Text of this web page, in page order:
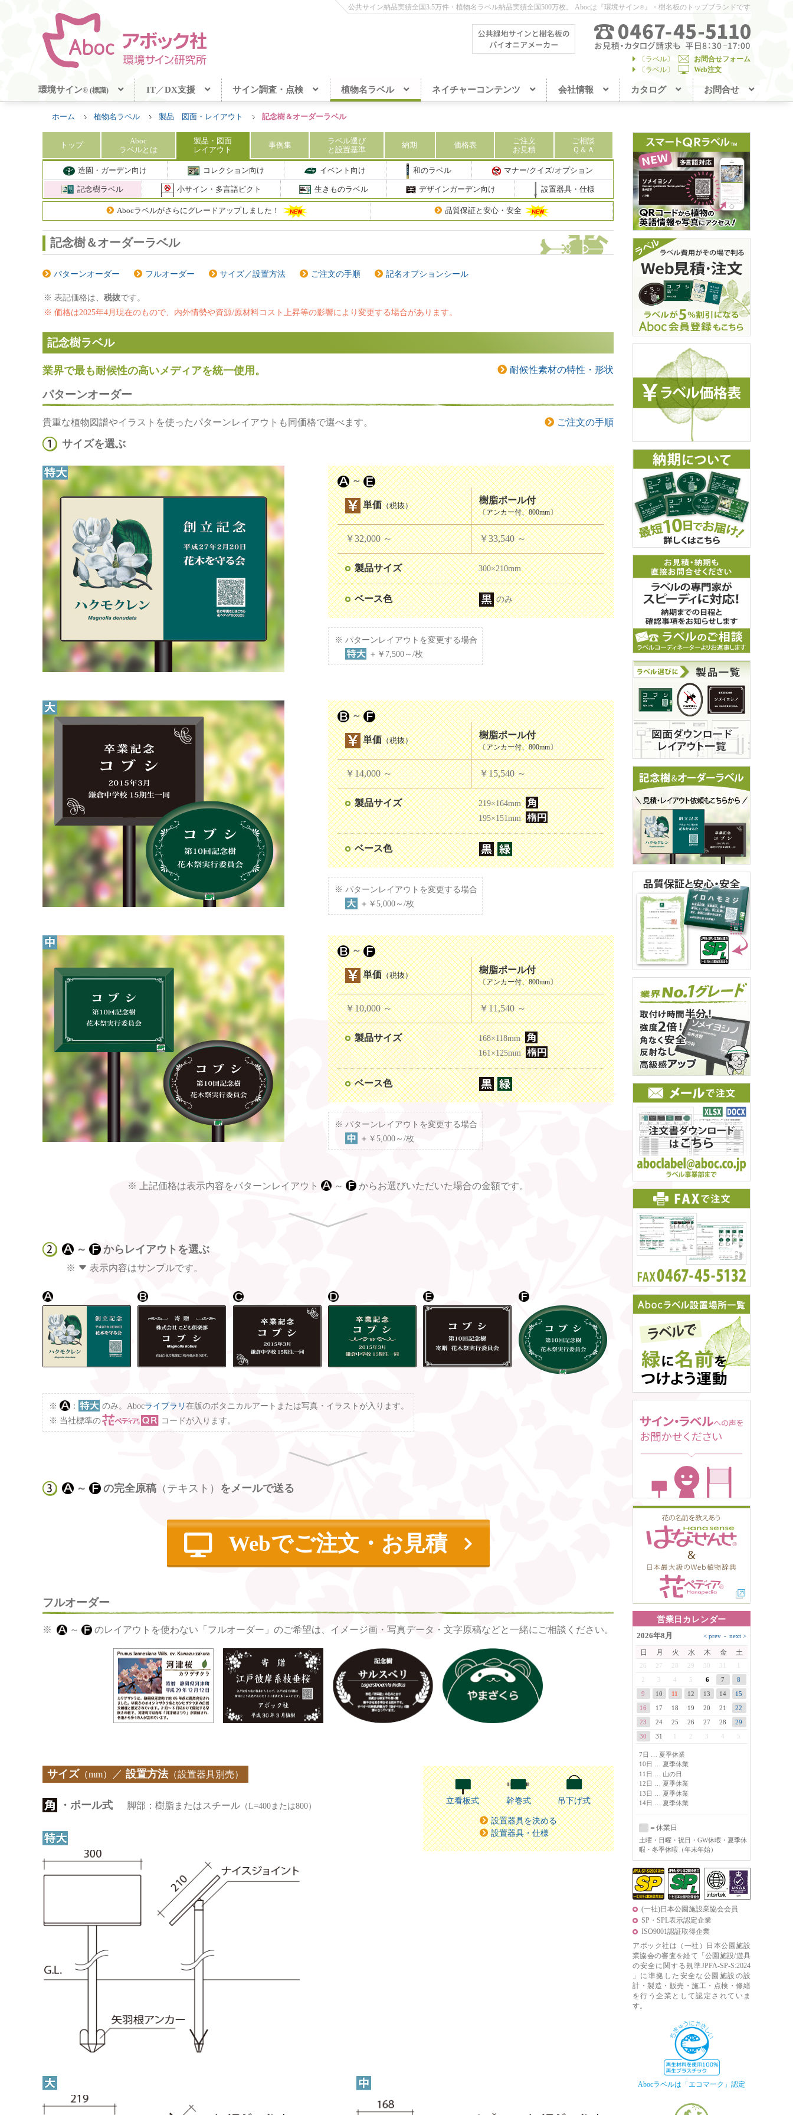
公共サイン納品実績全国3.5万件・植物名ラベル納品実績全国500万枚。 Abocは『環境サイン® 』・樹名板のトップブランドです
〔ラベル〕
お問合せフォーム
〔ラベル〕
Web注文
環境サイン® (標識) IT／DX支援 サイン調査・点検 植物名ラベル ネイチャーコンテンツ 会社情報 カタログ お問合せ
ホーム 植物名ラベル 製品 図面・レイアウト 記念樹＆オーダーラベル
トップ
Aboc
ラベルとは
製品 ・図面
レイアウト
事例集 ラベル選び
と設置基準
納期 価格表
ご注文
お見積
ご相談
Ｑ＆Ａ
造園・ガーデン向け コレクション向け イベント向け 和のラベル マナー/クイズ/オプション
記念樹ラベル 小サイン・多言語ピクト 生きものラベル デザインガーデン向け 設置器具・仕様
Abocラベルがさらにグレードアップしました！ 品質保証と安心・安全
記念樹＆オーダーラベル
パターンオーダー フルオーダー サイズ／設置方法 ご注文の手順 記名オプションシール
表記価格は、 税抜です。
価格は2025年4月現在のもので、内外情勢や資源/原材料コスト上昇等の影響により変更する場合があります。
記念樹ラベル
業界で最も耐候性の高いメディアを統一使用。 耐候性素材の特性・形状
パターンオーダー
貴重な植物図譜やイラストを使ったパターンレイアウトも同価格で選べます。 ご注文の手順
サイズを選ぶ
～
単価（税抜）
樹脂ポール付
〔アンカー付、800mm〕
￥32,000 ～ ￥33,540 ～
製品サイズ 300×210mm
ベース色 のみ
パターンレイアウトを変更する場合
＋￥7,500～/枚
～
単価（税抜）
樹脂ポール付
〔アンカー付、800mm〕
￥14,000 ～ ￥15,540 ～
製品サイズ
219×164mm
195×151mm
ベース色
パターンレイアウトを変更する場合
＋￥5,000～/枚
～
単価（税抜）
樹脂ポール付
〔アンカー付、800mm〕
￥10,000 ～ ￥11,540 ～
製品サイズ
168×118mm
161×125mm
ベース色
パターンレイアウトを変更する場合
＋￥5,000～/枚
上記価格は表示内容をパターンレイアウト ～ からお選びいただいた場合の金額です。
～ からレイアウトを選ぶ
表示内容はサンプルです。
： のみ。Abocライブラリ在版のボタニカルアートまたは写真・イラストが入ります。
当社標準の
コードが入ります。
～ の完全原稿 （テキスト） をメールで送る
Webでご注文・お見積
フルオーダー
～ のレイアウトを使わない「フルオーダー」のご希望は、イメージ画・写真データ・文字原稿などと一緒にご相談ください。
サイズ （mm） ／ 設置方法（設置器具別売）
立看板式 幹巻式 吊下げ式
設置器具を決める
設置器具・仕様
・ポール式 脚部：樹脂またはスチール （L=400または800）
営業日カレンダー
2026年8月
日 月 火 水 木 金 土
26 27 28 29 30 31
3 4 5 6 7
8
9
10 11 12 13 14
15
16
17 18 19 20 21
22
23
24 25 26 27 28
29
30
31 3 4 5
7日 … 夏季休業
10日 … 夏季休業
11日 … 山の日
12日 … 夏季休業
13日 … 夏季休業
14日 … 夏季休業
＝休業日
土曜・日曜・祝日・GW休暇・夏季休
暇・冬季休暇（年末年始）
(一社)日本公園施設業協会会員
SP・SPL表示認定企業
ISO9001認証取得企業
アボック社は（一社）日本公園施設
業協会の審査を経て「公園施設/遊具
の安全に関する規準JPFA-SP-S:2024
」に準拠した安全な公園施設の設
計・製造・販売・施工・点検・修繕
を行う企業として認定されていま
す。
Abocラベルは「エコマーク」認定